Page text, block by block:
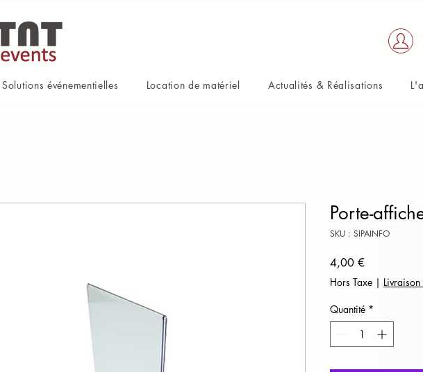
Porte-
SKU : SIPAINFO
4,00 €
Hors Taxe |
Quantité *
Solutions événementielles Location de matériel Actualités & Réalisations